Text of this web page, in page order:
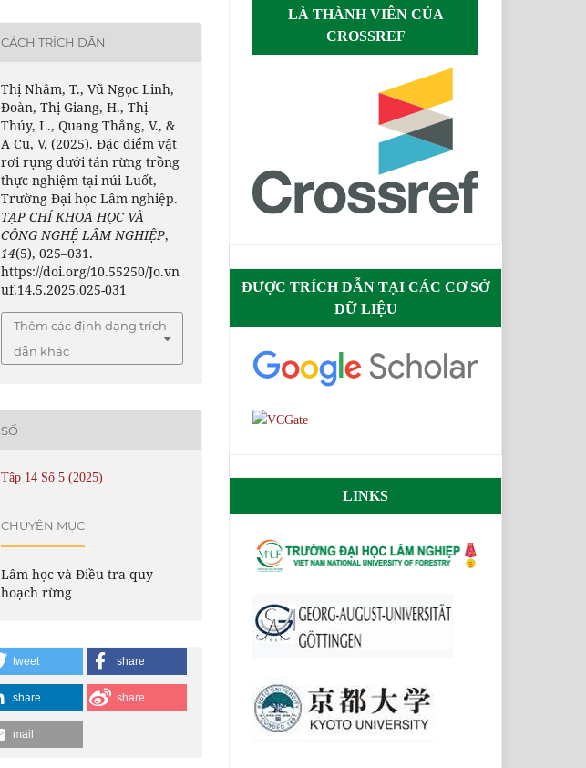
CÁCH TRÍCH DẪN
Thị Nhâm, T., Vũ Ngọc Linh,
Đoàn, Thị Giang, H., Thị
Thúy, L., Quang Thắng, V., &
A Cu, V. (2025). Đặc điểm vật
rơi rụng dưới tán rừng trồng
thực nghiệm tại núi Luốt,
Trường Đại học Lâm nghiệp.
TẠP CHÍ KHOA HỌC VÀ
CÔNG NGHỆ LÂM NGHIỆP,
14(5), 025–031.
https://doi.org/10.55250/Jo.vn
uf.14.5.2025.025-031
Thêm các định dạng trích
dẫn khác
SỐ
Tập 14 Số 5 (2025)
CHUYÊN MỤC
Lâm học và Điều tra quy
hoạch rừng
tweet share
share share
mail
LÀ THÀNH VIÊN CỦA
CROSSREF
ĐƯỢC TRÍCH DẪN TẠI CÁC CƠ SỞ
DỮ LIỆU
LINKS